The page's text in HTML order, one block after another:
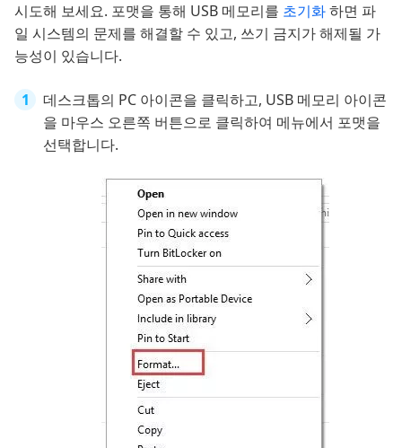
시도해 보세요. 포맷을 통해 USB 메모리를 초기화하면 파
일 시스템의 문제를 해결할 수 있고, 쓰기 금지가 해제될 가
능성이 있습니다.
데스크톱의 PC 아이콘을 클릭하고, USB 메모리 아이콘
을 마우스 오른쪽 버튼으로 클릭하여 메뉴에서 포맷을
선택합니다.